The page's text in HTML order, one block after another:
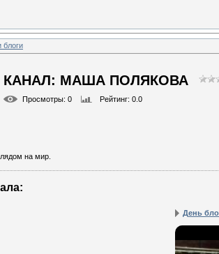
блоги
КАНАЛ: МАША ПОЛЯКОВА
Просмотры: 0 Рейтинг: 0.0
на мир.
:
День